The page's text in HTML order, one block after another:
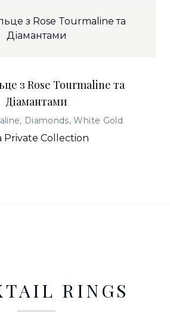
з Rose Tourmaline та
Діамантами
Diamonds, White Gold
Private Collection
RINGS